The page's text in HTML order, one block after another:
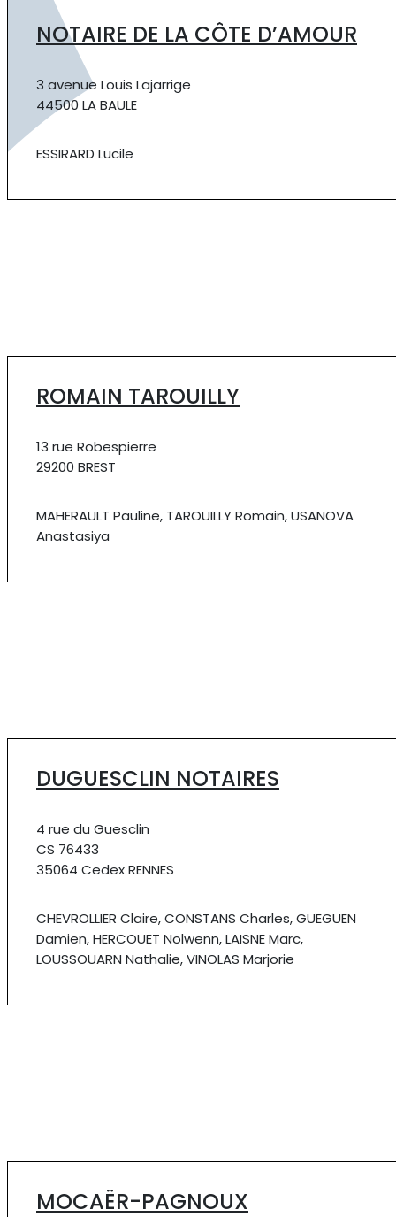
NOTAIRE DE LA CÔTE D’AMOUR
3 avenue Louis Lajarrige
44500 LA BAULE
ESSIRARD Lucile
ROMAIN TAROUILLY
13 rue Robespierre
29200 BREST
MAHERAULT Pauline, TAROUILLY Romain, USANOVA
Anastasiya
DUGUESCLIN NOTAIRES
4 rue du Guesclin
CS 76433
35064 Cedex RENNES
CHEVROLLIER Claire, CONSTANS Charles, GUEGUEN
Damien, HERCOUET Nolwenn, LAISNE Marc,
LOUSSOUARN Nathalie, VINOLAS Marjorie
MOCAËR-PAGNOUX